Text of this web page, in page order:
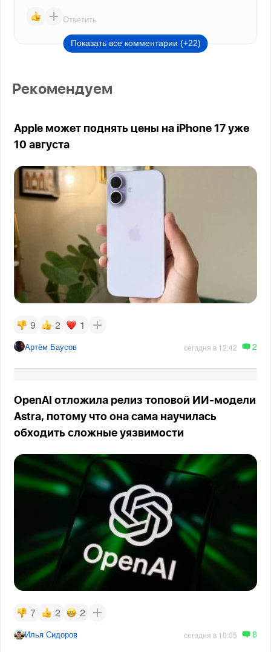
Ответить
Показать все комментарии (+22)
Рекомендуем
Apple может поднять цены на iPhone 17 уже
10 августа
9 2 1
Артём Баусов сегодня в 12:42 2
OpenAI отложила релиз топовой ИИ-модели
Astra, потому что она сама научилась
обходить сложные уязвимости
7 2 2
Илья Сидоров сегодня в 10:05 8